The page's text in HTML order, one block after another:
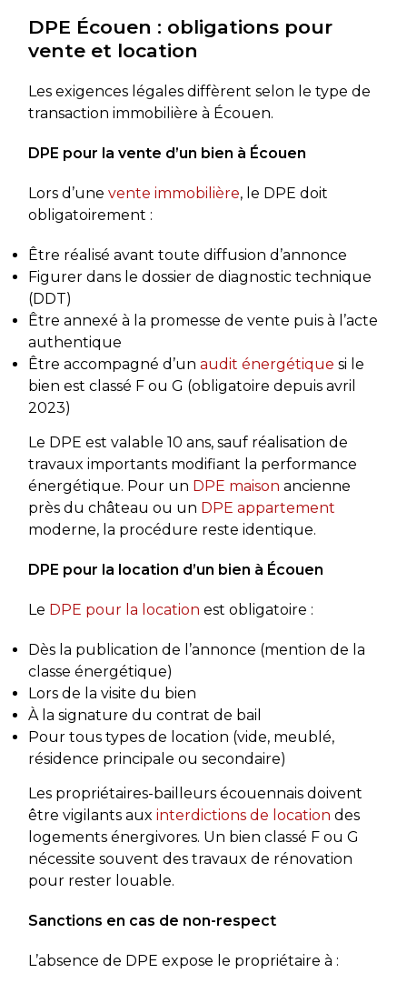
DPE Écouen : obligations pour
vente et location
Les exigences légales diffèrent selon le type de
transaction immobilière à Écouen.
DPE pour la vente d’un bien à Écouen
Lors d’une vente immobilière, le DPE doit
obligatoirement :
Être réalisé avant toute diffusion d’annonce
Figurer dans le dossier de diagnostic technique
(DDT)
Être annexé à la promesse de vente puis à l’acte
authentique
Être accompagné d’un audit énergétique si le
bien est classé F ou G (obligatoire depuis avril
2023)
Le DPE est valable 10 ans, sauf réalisation de
travaux importants modifiant la performance
énergétique. Pour un DPE maison ancienne
près du château ou un DPE appartement
moderne, la procédure reste identique.
DPE pour la location d’un bien à Écouen
Le DPE pour la location est obligatoire :
Dès la publication de l’annonce (mention de la
classe énergétique)
Lors de la visite du bien
À la signature du contrat de bail
Pour tous types de location (vide, meublé,
résidence principale ou secondaire)
Les propriétaires-bailleurs écouennais doivent
être vigilants aux interdictions de location des
logements énergivores. Un bien classé F ou G
nécessite souvent des travaux de rénovation
pour rester louable.
Sanctions en cas de non-respect
L’absence de DPE expose le propriétaire à :